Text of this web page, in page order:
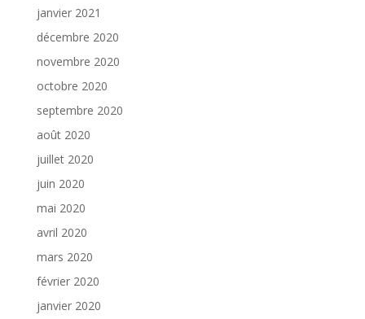
janvier 2021
décembre 2020
novembre 2020
octobre 2020
septembre 2020
août 2020
juillet 2020
juin 2020
mai 2020
avril 2020
mars 2020
février 2020
janvier 2020